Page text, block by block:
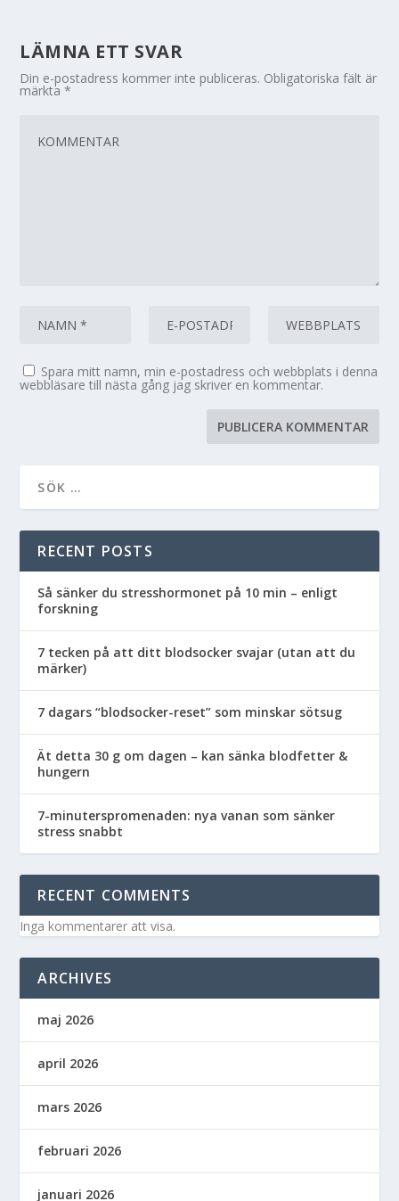
LÄMNA ETT SVAR
Din e-postadress kommer inte publiceras. Obligatoriska fält är
märkta*
Spara mitt namn, min e-postadress och webbplats i denna
webbläsare till nästa gång jag skriver en kommentar.
RECENT POSTS
Så sänker du stresshormonet på 10 min – enligt
forskning
7 tecken på att ditt blodsocker svajar (utan att du
märker)
7 dagars “blodsocker-reset” som minskar sötsug
Ät detta 30 g om dagen – kan sänka blodfetter &
hungern
7-minuterspromenaden: nya vanan som sänker
stress snabbt
RECENT COMMENTS
Inga kommentarer att visa.
ARCHIVES
maj 2026
april 2026
mars 2026
februari 2026
januari 2026